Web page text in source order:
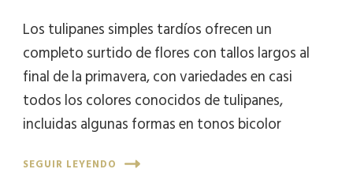
Los tulipanes simples tardíos ofrecen un
completo surtido de flores con tallos largos al
final de la primavera, con variedades en casi
todos los colores conocidos de tulipanes,
incluidas algunas formas en tonos bicolor
SEGUIR LEYENDO